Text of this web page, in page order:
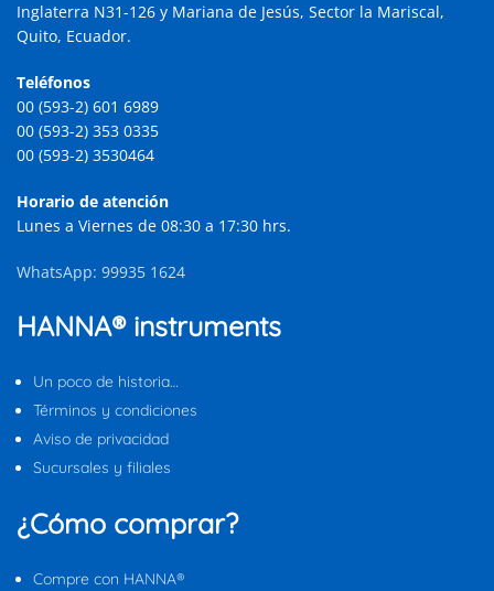
Inglaterra N31-126 y Mariana de Jesús, Sector la Mariscal,
Quito, Ecuador.
Teléfonos
00 (593-2) 601 6989
00 (593-2) 353 0335
00 (593-2) 3530464
Horario de atención
Lunes a Viernes de 08:30 a 17:30 hrs.
WhatsApp: 99935 1624
HANNA® instruments
Un poco de historia…
Términos y condiciones
Aviso de privacidad
Sucursales y filiales
¿Cómo comprar?
Compre con HANNA®